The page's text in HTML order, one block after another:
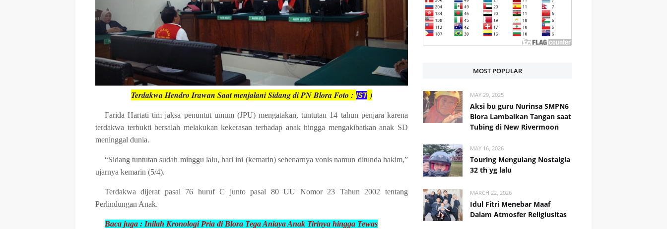
Terdakwa Hendro Irawan Saat menjalani Sidang di PN Blora Foto : IST )
Farida Hartati tim jaksa penuntut umum (JPU) mengatakan, tuntutan 14 tahun penjara karena
terdakwa terbukti bersalah melakukan kekerasan terhadap anak hingga mengakibatkan anak SD
meninggal dunia.
“Sidang tuntutan sudah minggu lalu, hari ini (kemarin) sebenarnya vonis namun ditunda hakim,”
ujarnya kemarin (5/4).
Terdakwa dijerat pasal 76 huruf C junto pasal 80 UU Nomor 23 Tahun 2002 tentang
Perlindungan Anak.
Baca juga : Inilah Kronologi Pria di Blora Tega Aniaya Anak Tirinya hingga Tewas
MOST POPULAR
MAY 29, 2025
Aksi bu guru Nurinsa SMPN6
Blora Lambaikan Tangan saat
Tubing di New Rivermoon
MAY 16, 2026
Touring Mengulang Nostalgia
32 th yg lalu
MARCH 22, 2026
Idul Fitri Menebar Maaf
Dalam Atmosfer Religiusitas